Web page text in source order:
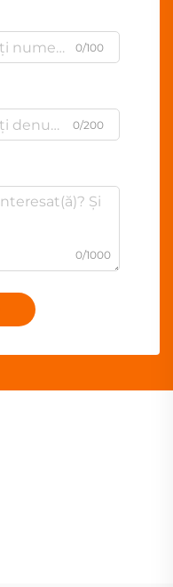
0/100
0/200
0/1000